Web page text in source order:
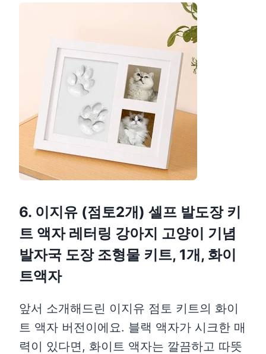
6. 이지유 (점토2개) 셀프 발도장 키
트 액자 레터링 강아지 고양이 기념
발자국 도장 조형물 키트, 1개, 화이
트액자
앞서 소개해드린 이지유 점토 키트의 화이
트 액자 버전이에요. 블랙 액자가 시크한 매
력이 있다면, 화이트 액자는 깔끔하고 따뜻